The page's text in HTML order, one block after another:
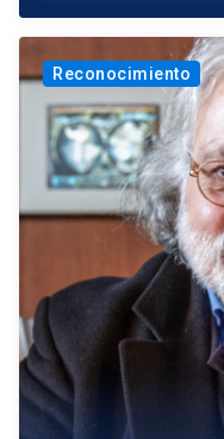
Reconocimiento